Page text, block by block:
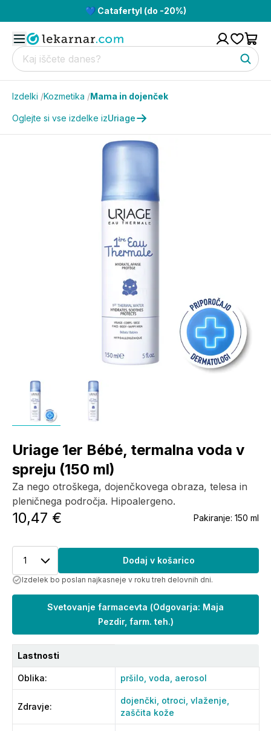
💙 Catafertyl (do -20%)
Izdelki /Kozmetika /Mama in dojenček
Oglejte si vse izdelke izUriage
Uriage 1er Bébé, termalna voda v
spreju (150 ml)
Za nego otroškega, dojenčkovega obraza, telesa in
pleničnega področja. Hipoalergeno.
10,47 € Pakiranje: 150 ml
1 Dodaj v košarico
Izdelek bo poslan najkasneje v roku treh delovnih dni.
Svetovanje farmacevta (Odgovarja: Maja
Pezdir, farm. teh.)
Lastnosti
Oblika: pršilo, voda, aerosol
Zdravje:
dojenčki, otroci, vlaženje,
zaščita kože